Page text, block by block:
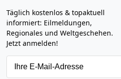
Täglich kostenlos & topaktuell
informiert: Eilmeldungen,
Regionales und Weltgeschehen.
Jetzt anmelden!